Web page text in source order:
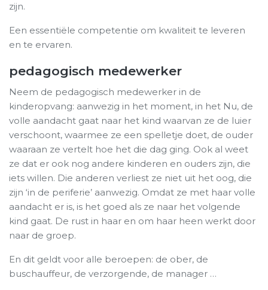
zijn.
Een essentiële competentie om kwaliteit te leveren
en te ervaren.
pedagogisch medewerker
Neem de pedagogisch medewerker in de
kinderopvang: aanwezig in het moment, in het Nu, de
volle aandacht gaat naar het kind waarvan ze de luier
verschoont, waarmee ze een spelletje doet, de ouder
waaraan ze vertelt hoe het die dag ging. Ook al weet
ze dat er ook nog andere kinderen en ouders zijn, die
iets willen. Die anderen verliest ze niet uit het oog, die
zijn ‘in de periferie’ aanwezig. Omdat ze met haar volle
aandacht er is, is het goed als ze naar het volgende
kind gaat. De rust in haar en om haar heen werkt door
naar de groep.
En dit geldt voor alle beroepen: de ober, de
buschauffeur, de verzorgende, de manager …